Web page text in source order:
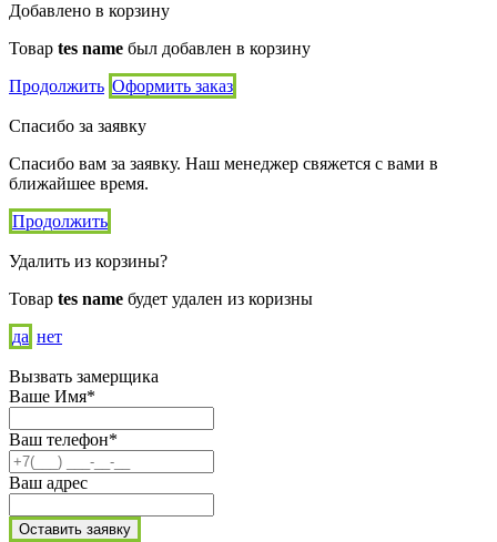
Добавлено в корзину
Товар tes name был добавлен в корзину
Продолжить Оформить заказ
Спасибо за заявку
Спасибо вам за заявку. Наш менеджер свяжется с вами в
ближайшее время.
Продолжить
Удалить из корзины?
Товар tes name будет удален из коризны
да нет
Вызвать замерщика
Ваше Имя*
Ваш телефон*
Ваш адрес
Оставить заявку